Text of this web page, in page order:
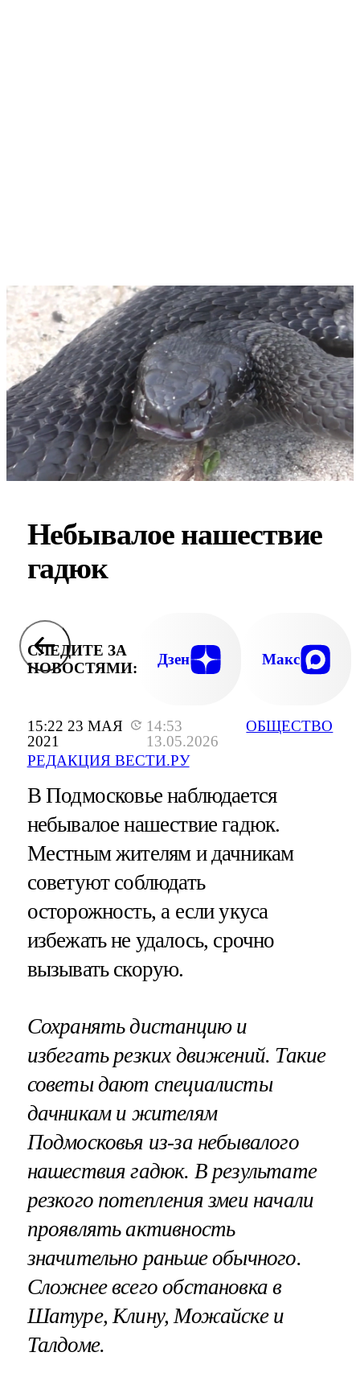
15:22 23 МАЯ
2021
14:53
13.05.2026
РЕДАКЦИЯ ВЕСТИ.РУ
ОБЩЕСТВО
Небывалое нашествие
гадюк
СЛЕДИТЕ ЗА
НОВОСТЯМИ:
Дзен Макс
В Подмосковье наблюдается
небывалое нашествие гадюк.
Местным жителям и дачникам
советуют соблюдать
осторожность, а если укуса
избежать не удалось, срочно
вызывать скорую.
Сохранять дистанцию и
избегать резких движений. Такие
советы дают специалисты
дачникам и жителям
Подмосковья из-за небывалого
нашествия гадюк. В результате
резкого потепления змеи начали
проявлять активность
значительно раньше обычного.
Сложнее всего обстановка в
Шатуре, Клину, Можайске и
Талдоме.